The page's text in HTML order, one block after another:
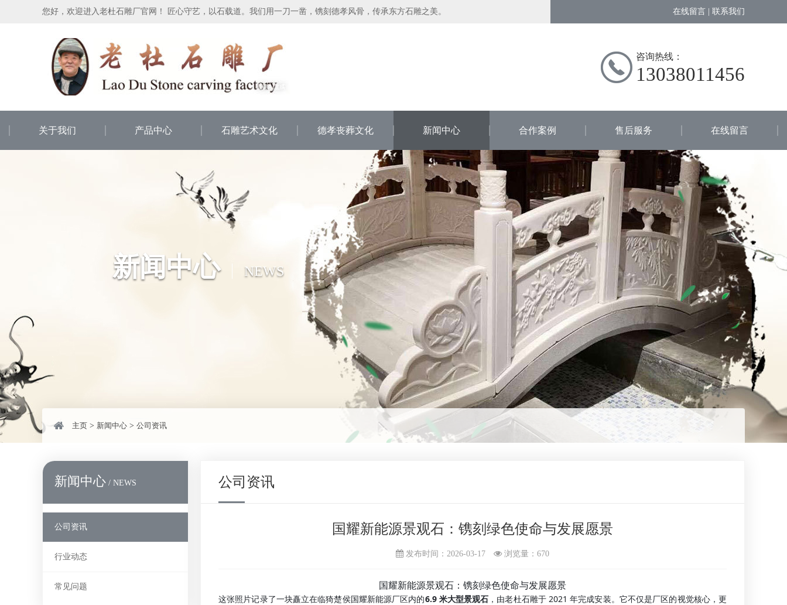
您好，欢迎进入老杜石雕厂官网！ 匠心守艺，以石载道。我们用一刀一凿，镌刻德孝风骨，传承东方石雕之美。 在线留言 联系我们
咨询热线：
13038011456
关于我们 产品中心 石雕艺术文化 德孝丧葬文化 新闻中心 合作案例 售后服务 在线留言
新闻中心 NEWS
主页 > 新闻中心 > 公司资讯
新闻中心 / NEWS
公司资讯
行业动态
常见问题
公司资讯
国耀新能源景观石：镌刻绿色使命与发展愿景
发布时间：2026-03-17 浏览量： 670
国耀新能源景观石：镌刻绿色使命与发展愿景
这张照片记录了一块矗立在临猗楚侯国耀新能源厂区内的6.9 米大型景观石 ，由老杜石雕于 2021 年完成安装。它不仅是厂区的视觉核心，更